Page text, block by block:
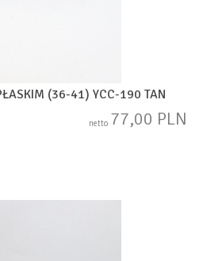
(36-41) YCC-190 TAN
netto 77,00 PLN